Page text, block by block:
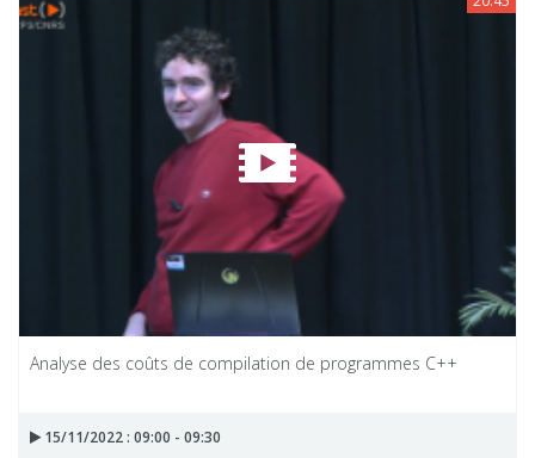
Analyse des coûts de compilation de programmes C++
15/11/2022 : 09:00 - 09:30